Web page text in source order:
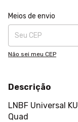
Entregas para o CEP:
Meios de envio
Não sei meu CEP
Descrição
LNBF Universal
Quad